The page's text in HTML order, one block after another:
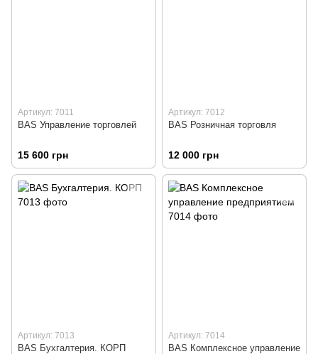
Артикул: 7011
BAS Управление торговлей
15 600 грн
Артикул: 7012
BAS Розничная торговля
12 000 грн
Артикул: 7013
BAS Бухгалтерия. КОРП
Артикул: 7014
BAS Комплексное управление